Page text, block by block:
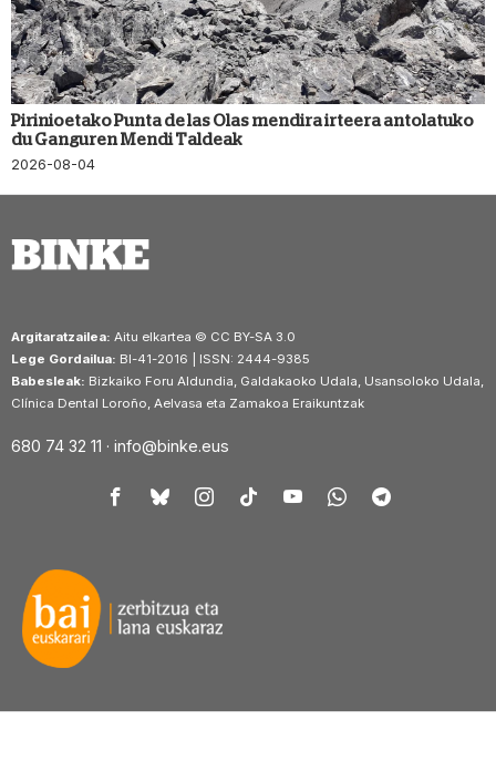
Pirinioetako Punta de las Olas mendira irteera antolatuko
du Ganguren Mendi Taldeak
2026-08-04
Argitaratzailea: Aitu elkartea © CC BY-SA 3.0
Lege Gordailua: BI-41-2016 | ISSN: 2444-9385
Babesleak: Bizkaiko Foru Aldundia, Galdakaoko Udala, Usansoloko Udala,
Clínica Dental Loroño, Aelvasa eta Zamakoa Eraikuntzak
680 74 32 11 · info@binke.eus